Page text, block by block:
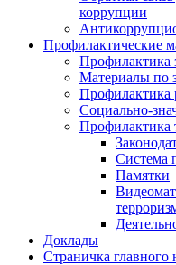
коррупции
Профилактические
Профилактика
Материалы по
Профилактика
Социально-
Профилактика
Система
Памятки
Доклады
Страничка главного